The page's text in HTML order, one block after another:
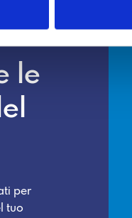
le
per
tuo